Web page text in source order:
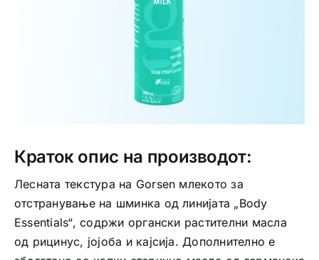
Краток опис на производот:
Лесната текстура на Gorsen млекото за
отстранување на шминка од линијата „Body
Essentials“, содржи органски растителни масла
од рицинус, јојоба и кајсија. Дополнително е